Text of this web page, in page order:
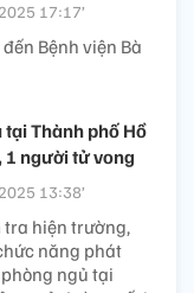
17:17’
Bệnh viện Bà
tại Thành phố Hồ
1 người tử vong
13:38’
tra hiện trường,
năng phát
ngủ tại